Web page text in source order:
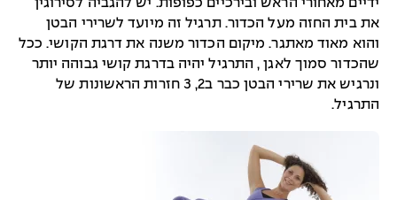
ידיים מאחורי הראש ובירכיים כפופות. יש להגביה לסירוגין
את בית החזה מעל הכדור. תרגיל זה מיועד לשרירי הבטן
והוא מאוד מאתגר. מיקום הכדור משנה את דרגת הקושי. ככל
שהכדור סמוך לאגן , התרגיל יהיה בדרגת קושי גבוהה יותר
ונרגיש את שרירי הבטן כבר ב2, 3 חזרות הראשונות של
התרגיל.